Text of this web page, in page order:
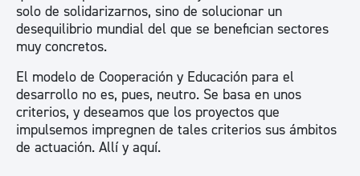
solo de solidarizarnos, sino de solucionar un
desequilibrio mundial del que se benefician sectores
muy concretos.
El modelo de Cooperación y Educación para el
desarrollo no es, pues, neutro. Se basa en unos
criterios, y deseamos que los proyectos que
impulsemos impregnen de tales criterios sus ámbitos
de actuación. Allí y aquí.